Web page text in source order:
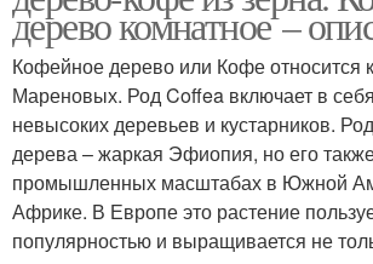
дерево комнатное –
Кофейное дерево или Кофе относится
Мареновых. Род Coffea включает в
невысоких деревьев и кустарников.
дерева – жаркая Эфиопия, но его
промышленных масштабах в Южной
Африке. В Европе это растение
популярностью и выращивается не